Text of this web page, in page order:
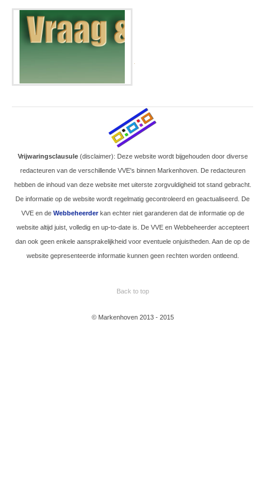
Vrijwaringsclausule(disclaimer): Deze website wordt bijgehouden door diverse
redacteuren van de verschillende VVE's binnen Markenhoven. De redacteuren
hebben de inhoud van deze website met uiterste zorgvuldigheid tot stand gebracht.
De informatie op de website wordt regelmatig gecontroleerd en geactualiseerd. De
VVE en de Webbeheerderkan echter niet garanderen dat de informatie op de
website altijd juist, volledig en up-to-date is. De VVE en Webbeheerder accepteert
dan ook geen enkele aansprakelijkheid voor eventuele onjuistheden. Aan de op de
website gepresenteerde informatie kunnen geen rechten worden ontleend.
Back to top
© Markenhoven 2013 - 2015